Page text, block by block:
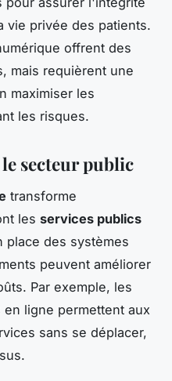
vie privée des patients.
offrent des
mais requièrent une
maximiser les
les risques.
secteur public
transforme
les services publics
place des systèmes
peuvent améliorer
Par exemple, les
ligne permettent aux
sans se déplacer,